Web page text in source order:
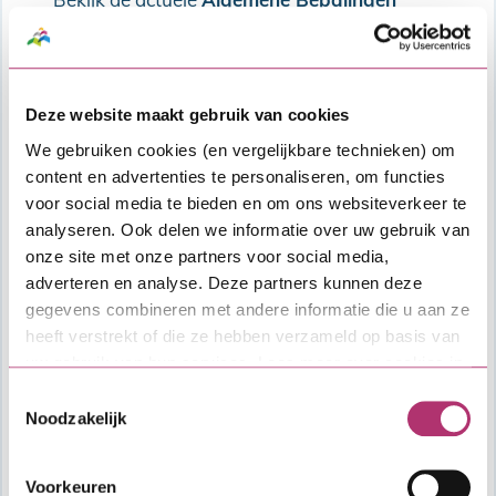
Deze website maakt gebruik van cookies
We gebruiken cookies (en vergelijkbare technieken) om
content en advertenties te personaliseren, om functies
voor social media te bieden en om ons websiteverkeer te
analyseren. Ook delen we informatie over uw gebruik van
onze site met onze partners voor social media,
adverteren en analyse. Deze partners kunnen deze
gegevens combineren met andere informatie die u aan ze
heeft verstrekt of die ze hebben verzameld op basis van
uw gebruik van hun services. Lees meer over cookies in
Noodzakelijk
Voorkeuren
Kosten
Afsluitkosten: 1% over de hoofdsom van
de lening met een minimum van €
1.500,- en een maximum van € 7.500,-.
Deze worden ingehouden op de SVn
Zakelijke lening.
Overige kosten, zoals kosten voor
financieel advies, taxatie en notaris.
Vragen?
Heb je algemene vragen over het
contact opnemen met SVn. Voor vragen over
of als je wil weten hoeveel budget er nog